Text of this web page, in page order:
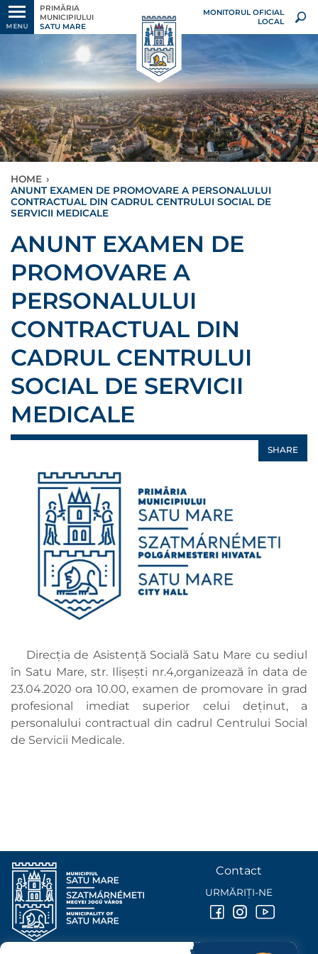
MENU
PRIMĂRIA
MUNICIPIULUI
SATU MARE
MONITORUL OFICIAL
LOCAL
HOME ›
ANUNT EXAMEN DE PROMOVARE A PERSONALULUI
CONTRACTUAL DIN CADRUL CENTRULUI SOCIAL DE
SERVICII MEDICALE
ANUNT EXAMEN DE
PROMOVARE A
PERSONALULUI
CONTRACTUAL DIN
CADRUL CENTRULUI
SOCIAL DE SERVICII
MEDICALE
SHARE
Direcţia de Asistenţă Socială Satu Mare cu sediul
în Satu Mare, str. Ilişeşti nr.4,organizează în data de
23.04.2020 ora 10.00, examen de promovare în grad
profesional imediat superior celui deţinut, a
personalului contractual din cadrul Centrului Social
de Servicii Medicale.
Contact
URMĂRIȚI-NE